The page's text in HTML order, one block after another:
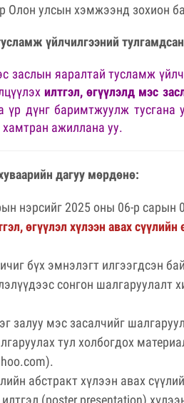
Олон улсын хэмжээнд зохион
үйлчилгээний
заслын яаралтай тусламж
илтгэл, өгүүлэлд мэс
үр дүнг баримтжуулж
ажиллана уу.
дагуу мөрдөнө:
нэрсийг 2025 оны 06-р
өгүүлэл хүлээн авах
бүх эмнэлэгт илгээгдсэн
сонгон шалгаруулалт
мэс засалчийг
тул холбогдох
).
абстракт хүлээн авах
(poster presentation)